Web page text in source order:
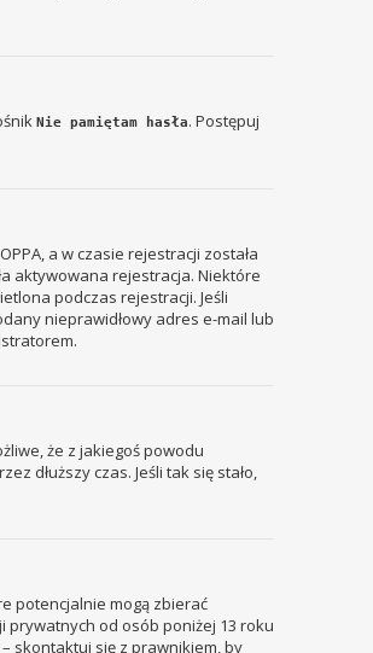
Nie pamiętam hasła. Postępuj
a w czasie rejestracji została
aktywowana rejestracja. Niektóre
podczas rejestracji. Jeśli
nieprawidłowy adres e-mail lub
że z jakiegoś powodu
dłuższy czas. Jeśli tak się stało,
potencjalnie mogą zbierać
prywatnych od osób poniżej 13 roku
skontaktuj się z prawnikiem, by